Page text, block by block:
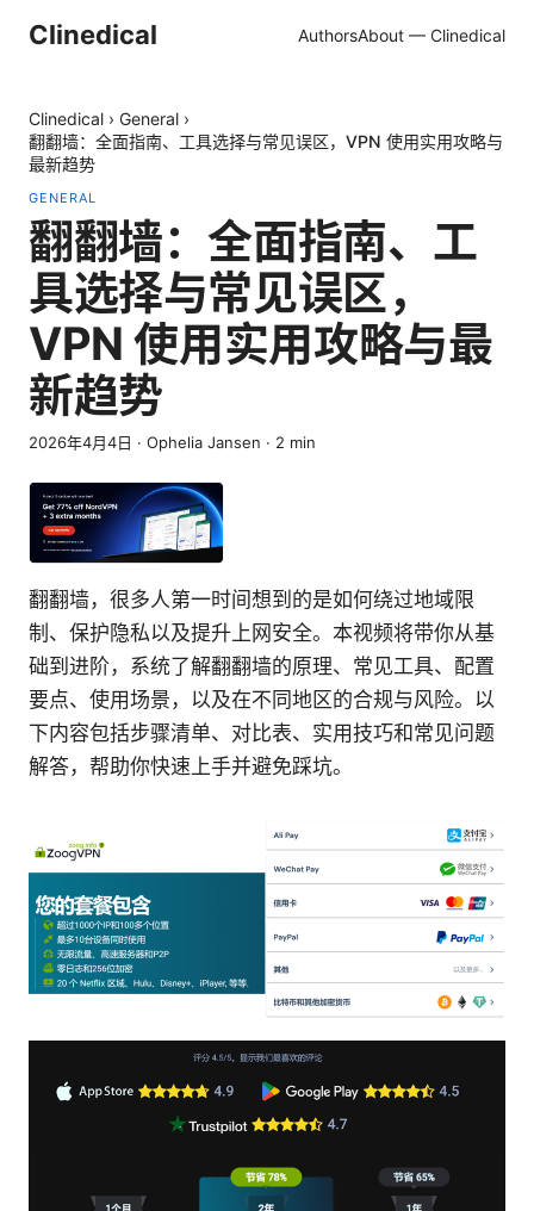
Clinedical AuthorsAbout — Clinedical
Clinedical › General ›
翻翻墙：全面指南、工具选择与常见误区，VPN 使用实用攻略与
最新趋势
GENERAL
翻翻墙：全面指南、工
具选择与常见误区，
VPN 使用实用攻略与最
新趋势
2026年4月4日 · Ophelia Jansen · 2 min
翻翻墙，很多人第一时间想到的是如何绕过地域限
制、保护隐私以及提升上网安全。本视频将带你从基
础到进阶，系统了解翻翻墙的原理、常见工具、配置
要点、使用场景，以及在不同地区的合规与风险。以
下内容包括步骤清单、对比表、实用技巧和常见问题
解答，帮助你快速上手并避免踩坑。